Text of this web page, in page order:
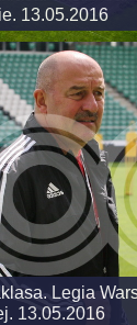
13.05.2016
Legia
13.05.2016